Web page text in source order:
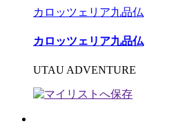
カロッツェリア九品仏
カロッツェリア九品仏
UTAU ADVENTURE